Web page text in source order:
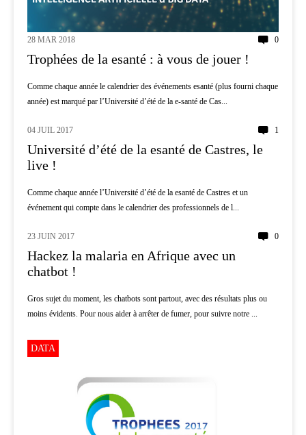
28 MAR 2018 0
Trophées de la esanté : à vous de jouer !
Comme chaque année le calendrier des événements esanté (plus fourni chaque
année) est marqué par l’Université d’été de la e-santé de Cas...
INNOVATION
04 JUIL 2017 1
Université d’été de la esanté de Castres, le
live !
Comme chaque année l’Université d’été de la esanté de Castres et un
événement qui compte dans le calendrier des professionnels de l...
AI
23 JUIN 2017 0
Hackez la malaria en Afrique avec un
chatbot !
Gros sujet du moment, les chatbots sont partout, avec des résultats plus ou
moins évidents. Pour nous aider à arrêter de fumer, pour suivre notre ...
DATA